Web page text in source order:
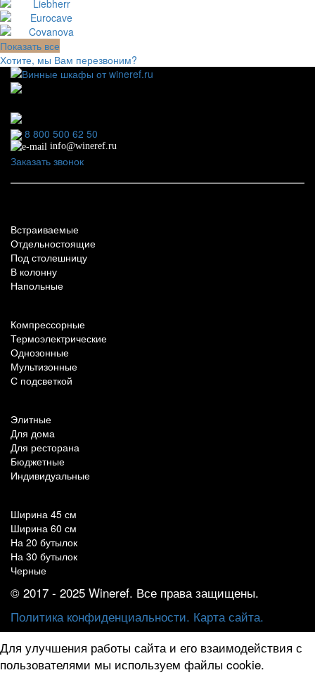
Показать все
Хотите, мы Вам перезвоним?
8 800 500 62 50
info@wineref.ru
Заказать звонок
Встраиваемые
Отдельностоящие
Под столешницу
В колонну
Напольные
Компрессорные
Термоэлектрические
Однозонные
Мультизонные
С подсветкой
Элитные
Для дома
Для ресторана
Бюджетные
Индивидуальные
Ширина 45 см
Ширина 60 см
На 20 бутылок
На 30 бутылок
Черные
© 2017 - 2025 Wineref. Все права защищены.
Политика конфиденциальности. Карта сайта.
Для улучшения работы сайта и его взаимодействия с
пользователями мы используем файлы cookie.